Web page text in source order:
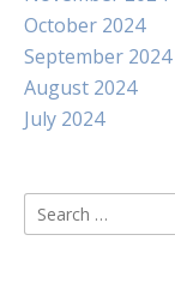
October 2024
September 2024
August 2024
July 2024
Search
for: